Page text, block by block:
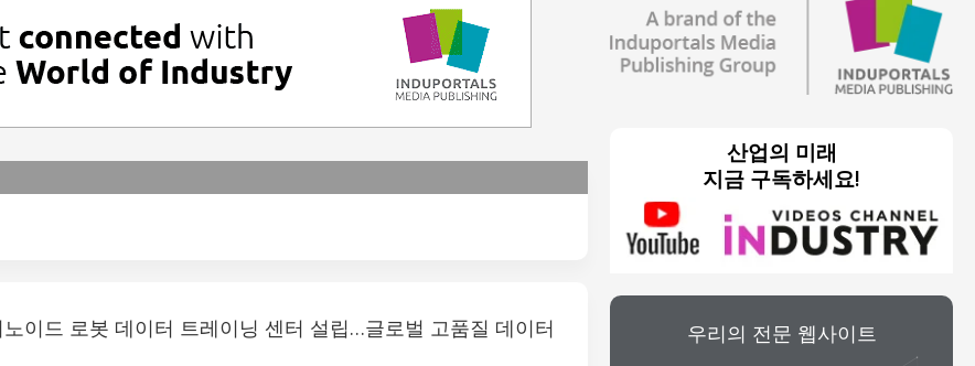
노이드 로봇 데이터 트레이닝 센터 설립…글로벌 고품질 데이터
산업의 미래
지금 구독하세요!
우리의 전문 웹사이트